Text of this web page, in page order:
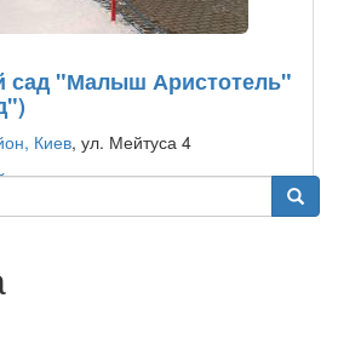
сад "Малыш Аристотель"
Киев, ул. Мейтуса 4
Поиск